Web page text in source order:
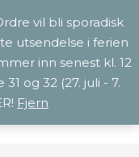
vil bli sporadisk
utsendelse i ferien
inn senest kl. 12
og 32 (27. juli - 7.
Fjern